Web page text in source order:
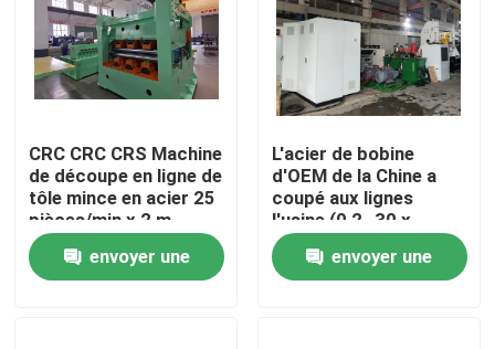
Nouvelles
Métal fendant la ligne
Fente de la ligne machine
CRC CRC CRS Machine
de découpe en ligne de
tôle mince en acier 25
pièces/min x 2 m
envoyer une
L'acier de bobine
d'OEM de la Chine a
coupé aux lignes
l'usine (0,2 -30 x
2500) de la longueur
CTL
envoyer une